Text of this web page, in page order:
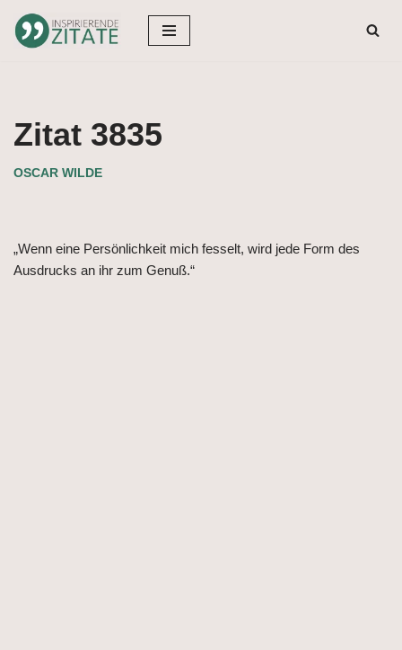
Zum
Zitat 3835
OSCAR WILDE
„Wenn eine Persönlichkeit mich fesselt, wird jede Form des
Ausdrucks an ihr zum Genuß.“